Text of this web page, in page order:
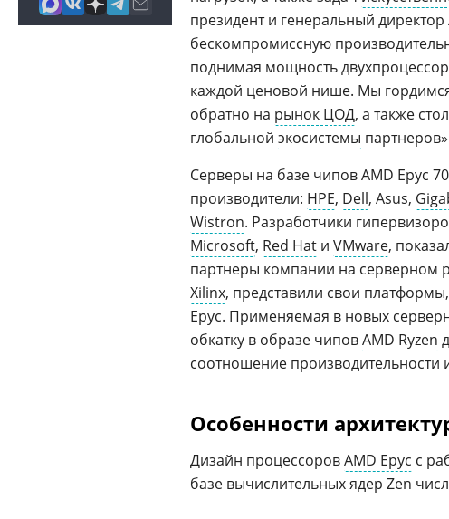
президент и генеральный
бескомпромиссную
поднимая мощность
каждой ценовой нише. Мы
обратно на рынок ЦОД, а также
глобальной экосистемы
Серверы на базе чипов AMD Epyc
производители: HPE, Dell, Asus,
Wistron. Разработчики
Microsoft, Red Hat и VMware,
партнеры компании на серверном
Xilinx, представили свои
Epyc. Применяемая в новых
обкатку в образе чиповAMD Ryzen
соотношение производительности
Особенности
Дизайн процессоровAMD Epyc с
базе вычислительных ядер Zen